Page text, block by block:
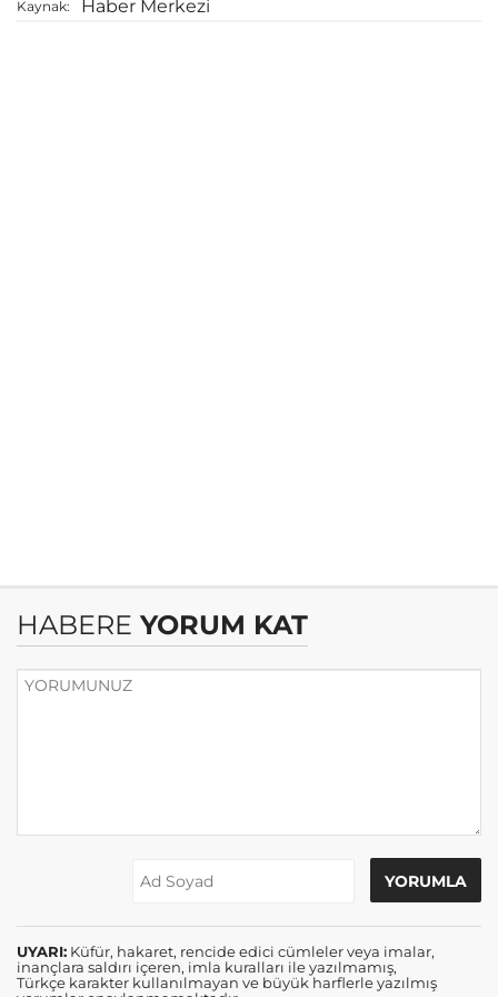
Kaynak: Haber Merkezi
HABERE YORUM KAT
UYARI: Küfür, hakaret, rencide edici cümleler veya imalar,
inançlara saldırı içeren, imla kuralları ile yazılmamış,
Türkçe karakter kullanılmayan ve büyük harflerle yazılmış